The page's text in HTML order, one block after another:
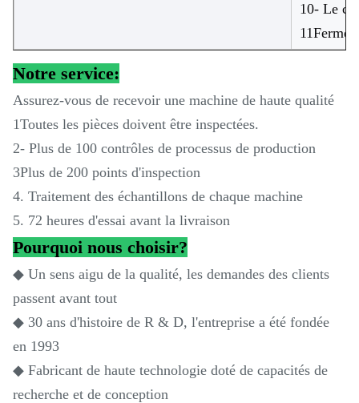
10- Le
Notre service:
Assurez-vous de recevoir une machine de haute qualité
1Toutes les pièces doivent être inspectées.
2- Plus de 100 contrôles de processus de production
3Plus de 200 points d'inspection
4. Traitement des échantillons de chaque machine
5. 72 heures d'essai avant la livraison
Pourquoi nous choisir?
◆ Un sens aigu de la qualité, les demandes des clients
passent avant tout
◆ 30 ans d'histoire de R & D, l'entreprise a été fondée
en 1993
◆ Fabricant de haute technologie doté de capacités de
recherche et de conception